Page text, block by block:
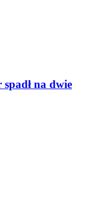
na dwie